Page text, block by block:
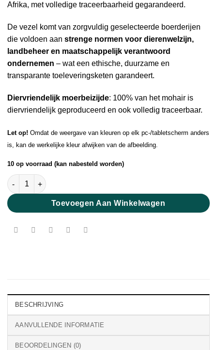
Afrika, met volledige traceerbaarheid gegarandeerd.
De vezel komt van zorgvuldig geselecteerde boerderijen
die voldoen aan strenge normen voor dierenwelzijn,
landbeheer en maatschappelijk verantwoord
ondernemen – wat een ethische, duurzame en
transparante toeleveringsketen garandeert.
Diervriendelijk moerbeizijde: 100% van het mohair is
diervriendelijk geproduceerd en ook volledig traceerbaar.
Let op! Omdat de weergave van kleuren op elk pc-/tabletscherm anders
is, kan de werkelijke kleur afwijken van de afbeelding.
10 op voorraad (kan nabesteld worden)
Pearl Mohair Organdy aantal
Toevoegen Aan Winkelwagen
BESCHRIJVING
AANVULLENDE INFORMATIE
BEOORDELINGEN (0)